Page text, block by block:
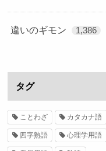
違いのギモン 1,386
タグ
ことわざ カタカナ語
四字熟語 心理学用語